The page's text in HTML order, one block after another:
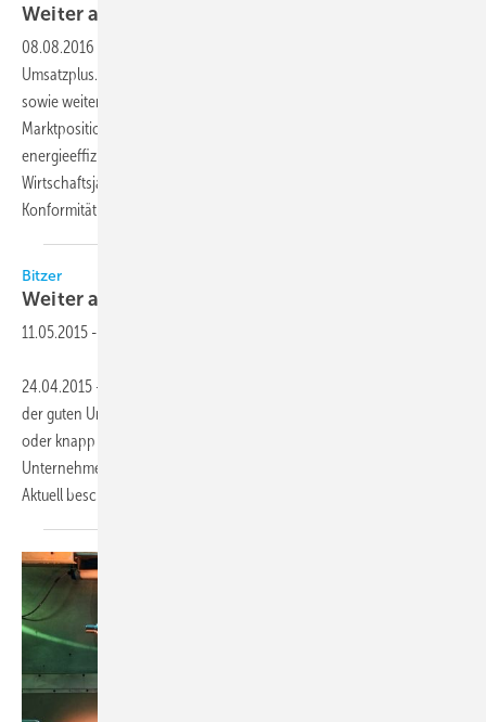
Weiter auf
08.08.2016
Umsatzplus. Durch Investitionen in den Ausbau eigener Ressourcen
sowie weitere Unternehmenszukäufe stärkte Systemair seine
Marktposition. Auch zukünftig liegt der Fokus weiterhin auf
energieeffizienten Systemlösungen: So wurde im vergangenen
Wirtschaftsjahr die komplette Produktpalette auf ErP- und Ecodesign-
Konformität
Bitzer
Weiter auf
11.05.2015 -
24.04.2015 – Bitzer zieht für das Jahr 2014 eine positive Bilanz. Neben
der guten Umsatzentwicklung (Umsatzsteigerung um 36 Mio. Euro
oder knapp sechs Prozent auf 657 Mio. Euro) konnte das
Unternehmen im Geschäftsjahr 2014 200 Arbeitsplätze schaffen.
Aktuell beschäftigt Bitzer